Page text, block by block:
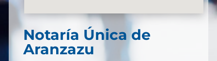
Notaría Única de
Aranzazu